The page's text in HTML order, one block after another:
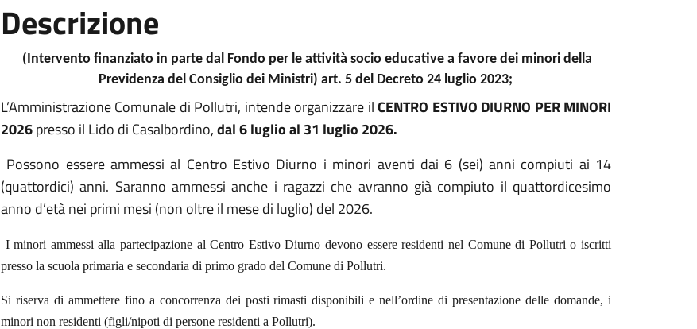
Descrizione
(Intervento finanziato in parte dal Fondo per le attività socio educative a favore dei minori della
Previdenza del Consiglio dei Ministri) art. 5 del Decreto 24 luglio 2023;
L’Amministrazione Comunale di Pollutri, intende organizzare ilCENTRO ESTIVO DIURNO PER MINORI
2026presso il Lido di Casalbordino,dal 6 luglio al 31 luglio 2026.
Possono essere ammessi al Centro Estivo Diurno i minori aventi dai 6 (sei) anni compiuti ai 14
(quattordici) anni. Saranno ammessi anche i ragazzi che avranno già compiuto il quattordicesimo
anno d’età nei primi mesi (non oltre il mese di luglio) del 2026.
I minori ammessi alla partecipazione al Centro Estivo Diurno devono essere residenti nel Comune di Pollutri o iscritti
presso la scuola primaria e secondaria di primo grado del Comune di Pollutri.
Si riserva di ammettere fino a concorrenza dei posti rimasti disponibili e nell’ordine di presentazione delle domande, i
minori non residenti (figli/nipoti di persone residenti a Pollutri).